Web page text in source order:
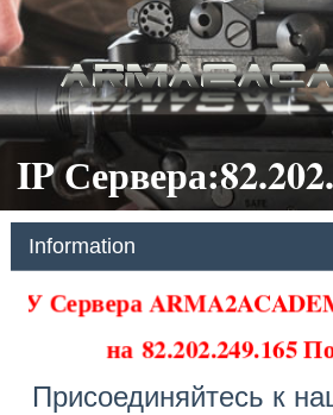
IP
Information
У Сервера
на 82.202.249.165
Присоединяйтесь к